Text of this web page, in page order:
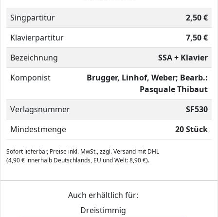
Singpartitur
2,50 €
Klavierpartitur
7,50 €
Bezeichnung
SSA + Klavier
Komponist
Brugger, Linhof, Weber; Bearb.:
Pasquale Thibaut
Verlagsnummer
SF530
Mindestmenge
20 Stück
Sofort lieferbar, Preise inkl. MwSt., zzgl. Versand mit DHL
(4,90 € innerhalb Deutschlands, EU und Welt: 8,90 €).
Auch erhältlich für:
Dreistimmig